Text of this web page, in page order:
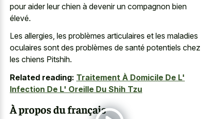
pour aider leur chien à devenir un compagnon bien
élevé.
Les allergies, les problèmes articulaires et les maladies
oculaires sont des problèmes de santé potentiels chez
les chiens Pitshih.
Related reading: Traitement À Domicile De L'
Infection De L' Oreille Du Shih Tzu
À propos du français